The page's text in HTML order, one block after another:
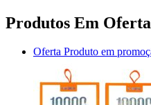
Produtos Em Oferta
Oferta Produto em